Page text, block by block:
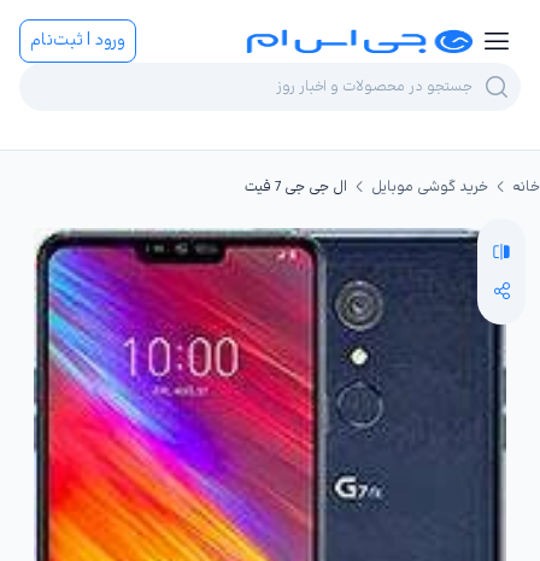
ورود | ثبت‌نام
خانه خرید گوشی موبایل ال جی جی 7 فیت